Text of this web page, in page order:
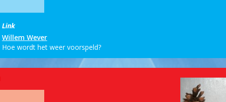
Link
Willem Wever
Hoe wordt het weer voorspeld?